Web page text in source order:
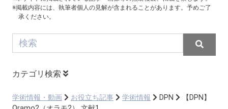
※掲載内容には、執筆者個人の見解が含まれることがあります。予めご了
承ください。
カテゴリ検索
学術情報・動画 お役立ち記事 学術情報 DPN
【DPN】